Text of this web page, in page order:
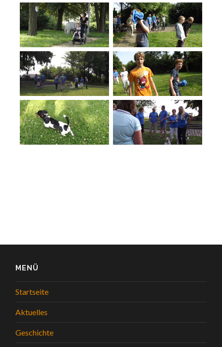
MENÜ
Startseite
Aktuelles
Geschichte